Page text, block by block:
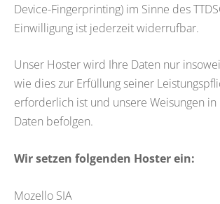
Device-Fingerprinting) im Sinne des
Einwilligung ist jederzeit widerrufbar.
Unser Hoster wird Ihre Daten nur
wie dies zur Erfüllung seiner
erforderlich ist und unsere Weisungen in
Daten befolgen.
Wir setzen folgenden Hoster ein:
Mozello SIA